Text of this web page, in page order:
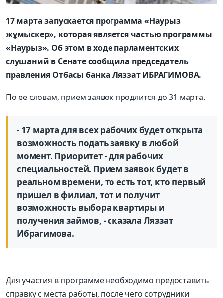
17 марта запускается программа «Наурыз
жұмыскер», которая является частью программы
«Наурыз». Об этом в ходе парламентских
слушаний в Сенате сообщила председатель
правления Отбасы банка Ляззат ИБРАГИМОВА.
По ее словам, прием заявок продлится до 31 марта.
- 17 марта для всех рабочих будет открыта
возможность подать заявку в любой
момент. Приоритет - для рабочих
специальностей. Прием заявок будет в
реальном времени, то есть тот, кто первый
пришел в филиал, тот и получит
возможность выбора квартиры и
получения займов, - сказала Ляззат
Ибрагимова.
Для участия в программе необходимо предоставить
справку с места работы, после чего сотрудники